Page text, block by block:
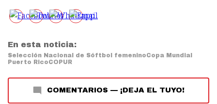
En esta noticia:
Selección Nacional de Sóftbol femeninoCopa Mundial
Puerto RicoCOPUR
COMENTARIOS — ¡DEJA EL TUYO!